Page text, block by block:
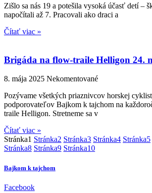
Zišlo sa nás 19 a potešila vysoká účasť detí –
napočítali až 7. Pracovali ako draci a
Čítať viac »
Brigáda na flow-traile Helligon 24.
8. mája 2025 Nekomentované
Pozývame všetkých priaznivcov horskej
podporovateľov Bajkom k tajchom na
traile Helligon. Stretneme sa v
Čítať viac »
Stránka1 Stránka2 Stránka3 Stránka4 Stránka5
Stránka8 Stránka9 Stránka10
Bajkom k tajchom
Facebook